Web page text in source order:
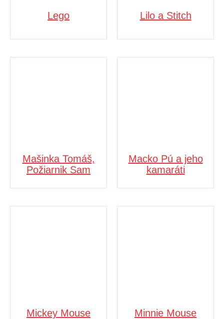
Lego Lilo a Stitch
Mašinka Tomáš,
Požiarnik Sam
Macko Pú a jeho
kamaráti
Mickey Mouse Minnie Mouse